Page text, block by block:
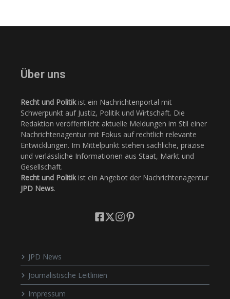
Über uns
Recht und Politikist ein Nachrichtenportal mit
Schwerpunkt auf Justiz, Politik und Wirtschaft. Die
Redaktion veröffentlicht aktuelle Meldungen im Stil einer
Nachrichtenagentur mit Fokus auf rechtlich relevante
Entwicklungen. Im Mittelpunkt stehen sachliche, präzise
und verlässliche Informationen aus Staat, Markt und
Gesellschaft.
Recht und Politikist ein Angebot der Nachrichtenagentur
JPD News.
JPD News
Journalistische Leitlinien
Impressum